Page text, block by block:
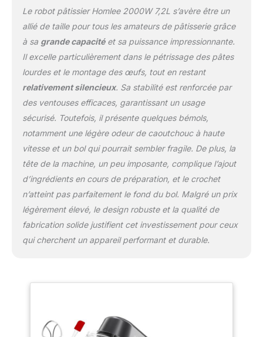
mixeur, un crochet pétrisseur, un fouet, un
séparateur d'œufs et une protection anti-
éclaboussures. Le mixeur à tête rotative
permet d'installer et de retirer facilement le
bol et les accessoires. Toutes les pièces sont
amovibles et entièrement lavables.
【Certification et Service Client 】nos
produits sont certifiés ITS GS / CE / CB /
LFGB / ROHS / REACH. En cas de problème
lors de l'utilisation du mixeur, veuillez nous
contacter immédiatement. La satisfaction du
client est toujours notre objectif.
Le robot pâtissier Homlee 2000W 7,2L s’avère être un
allié de taille pour tous les amateurs de pâtisserie grâce
à sa grande capacitéet sa puissance impressionnante.
Il excelle particulièrement dans le pétrissage des pâtes
lourdes et le montage des œufs, tout en restant
relativement silencieux. Sa stabilité est renforcée par
des ventouses efficaces, garantissant un usage
sécurisé. Toutefois, il présente quelques bémols,
notamment une légère odeur de caoutchouc à haute
vitesse et un bol qui pourrait sembler fragile. De plus, la
tête de la machine, un peu imposante, complique l’ajout
d’ingrédients en cours de préparation, et le crochet
n’atteint pas parfaitement le fond du bol. Malgré un prix
légèrement élevé, le design robuste et la qualité de
fabrication solide justifient cet investissement pour ceux
qui cherchent un appareil performant et durable.